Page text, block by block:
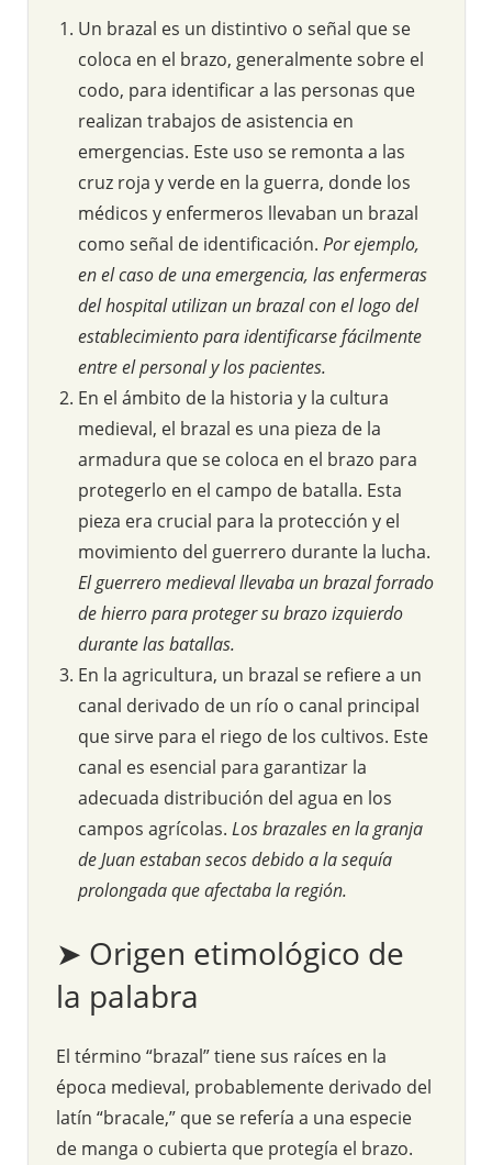
Un brazal es un distintivo o señal que se
coloca en el brazo, generalmente sobre el
codo, para identificar a las personas que
realizan trabajos de asistencia en
emergencias. Este uso se remonta a las
cruz roja y verde en la guerra, donde los
médicos y enfermeros llevaban un brazal
como señal de identificación. Por ejemplo,
en el caso de una emergencia, las enfermeras
del hospital utilizan un brazal con el logo del
establecimiento para identificarse fácilmente
entre el personal y los pacientes.
En el ámbito de la historia y la cultura
medieval, el brazal es una pieza de la
armadura que se coloca en el brazo para
protegerlo en el campo de batalla. Esta
pieza era crucial para la protección y el
movimiento del guerrero durante la lucha.
El guerrero medieval llevaba un brazal forrado
de hierro para proteger su brazo izquierdo
durante las batallas.
En la agricultura, un brazal se refiere a un
canal derivado de un río o canal principal
que sirve para el riego de los cultivos. Este
canal es esencial para garantizar la
adecuada distribución del agua en los
campos agrícolas. Los brazales en la granja
de Juan estaban secos debido a la sequía
prolongada que afectaba la región.
➤ Origen etimológico de
la palabra
El término “brazal” tiene sus raíces en la
época medieval, probablemente derivado del
latín “bracale,” que se refería a una especie
de manga o cubierta que protegía el brazo.